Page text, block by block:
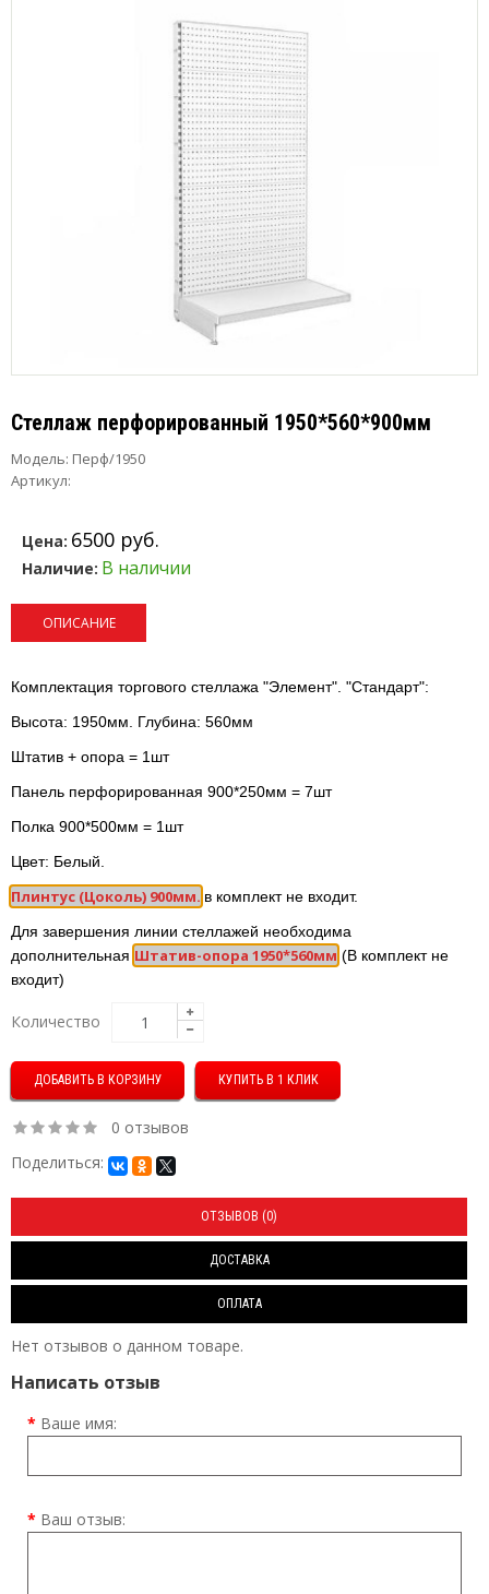
Стеллаж перфорированный 1950*560*900мм
Модель: Перф/1950
Артикул:
Цена: 6500 руб.
Наличие: В наличии
ОПИСАНИЕ
Комплектация торгового стеллажа "Элемент". "Стандарт":
Высота: 1950мм. Глубина: 560мм
Штатив + опора = 1шт
Панель перфорированная 900*250мм = 7шт
Полка 900*500мм = 1шт
Цвет: Белый.
Плинтус (Цоколь) 900мм. в комплект не входит.
Для завершения линии стеллажей необходима
дополнительная Штатив-опора 1950*560мм (В комплект не
входит)
Количество
КУПИТЬ В 1 КЛИК
0 отзывов
Поделиться:
ОТЗЫВОВ (0)
ДОСТАВКА
ОПЛАТА
Нет отзывов о данном товаре.
Написать отзыв
Ваше имя:
Ваш отзыв: